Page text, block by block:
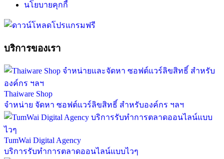
นโยบายคุกกี้
บริการของเรา
Thaiware Shop
จำหน่าย จัดหา ซอฟต์แวร์ลิขสิทธิ์ สำหรับองค์กร ฯลฯ
TumWai Digital Agency
บริการรับทำการตลาดออนไลน์แบบไวๆ